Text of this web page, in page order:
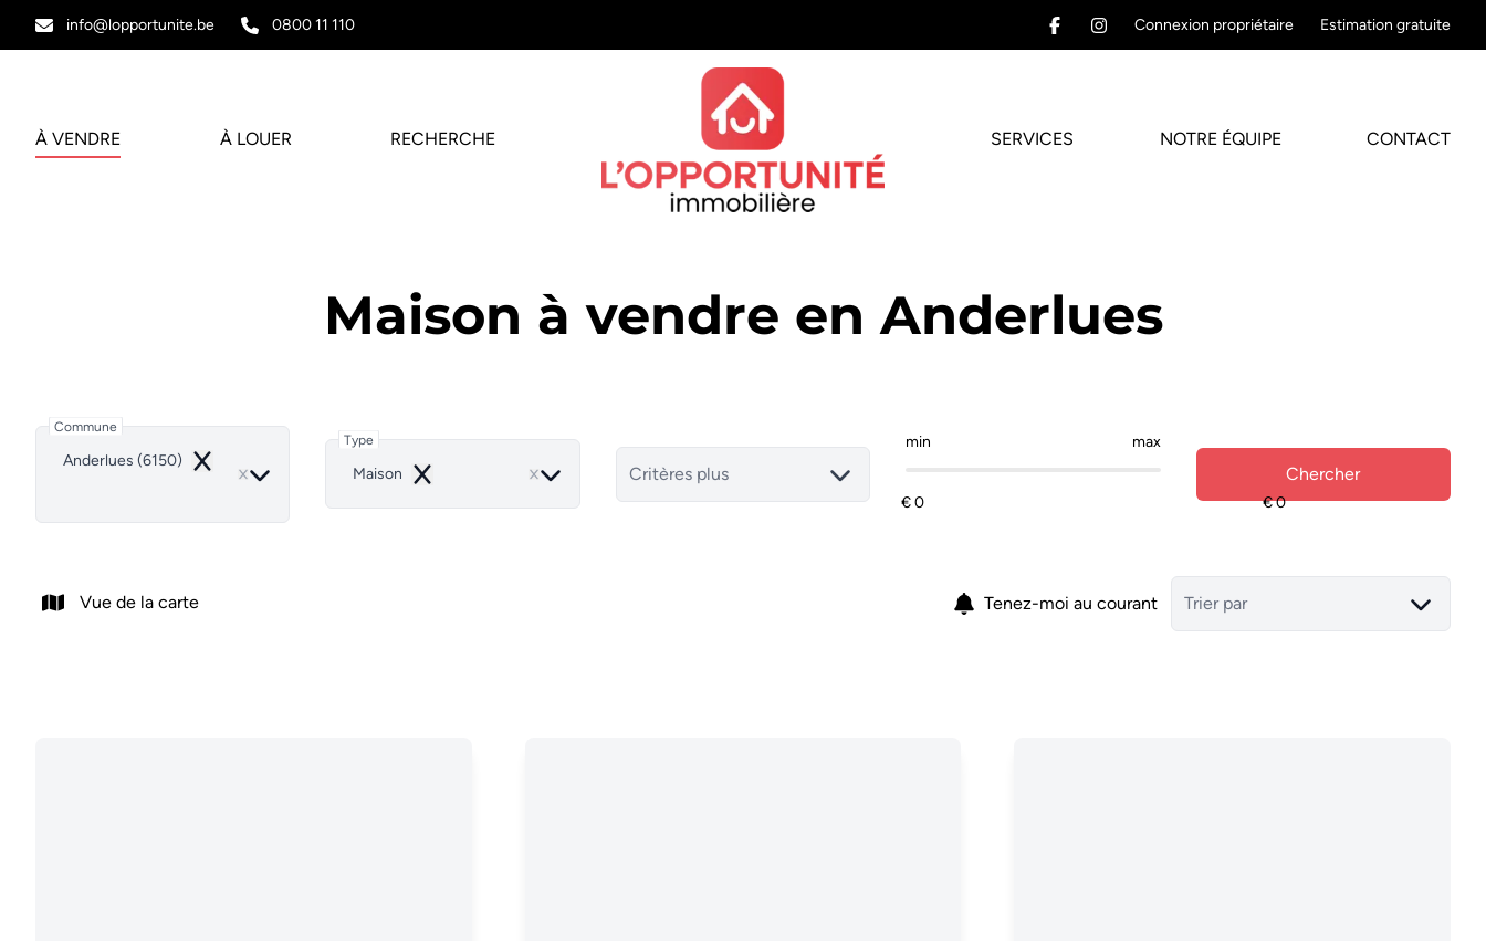
info@lopportunite.be 0800 11 110 Connexion propriétaire Estimation gratuite
À VENDRE À LOUER RECHERCHE SERVICES NOTRE ÉQUIPE CONTACT
Maison à vendre en Anderlues
Commune
Anderlues (6150)
Remove
Type
Maison
Remove Critères plus
min max
Chercher
Vue de la carte Tenez-moi au courant Trier par